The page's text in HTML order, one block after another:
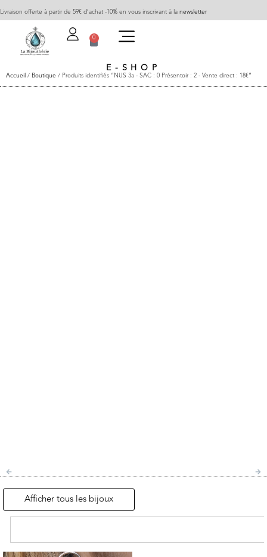
Livraison offerte à partir de 59€ d’achat -10% en vous inscrivant à la newsletter
0
E-SHOP
Accueil / Boutique / Produits identifiés “NUS 3a - SAC : 0 Présentoir : 2 - Vente direct : 18€”
Afficher tous les bijoux